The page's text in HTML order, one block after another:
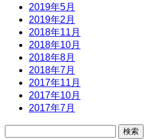
2019年5月
2019年2月
2018年11月
2018年10月
2018年8月
2018年7月
2017年11月
2017年10月
2017年7月